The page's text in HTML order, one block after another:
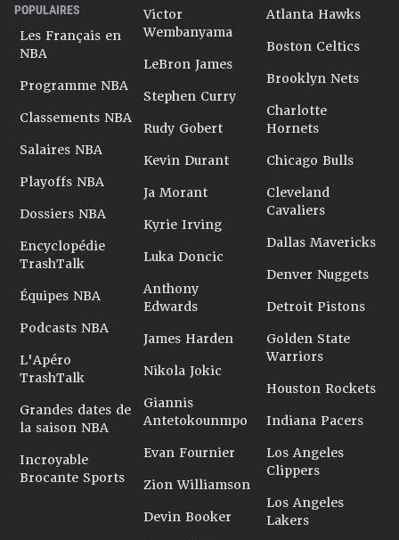
POPULAIRES
Les Français en
NBA
Programme NBA
Classements NBA
Salaires NBA
Playoffs NBA
Dossiers NBA
Encyclopédie
TrashTalk
Équipes NBA
Podcasts NBA
L'Apéro
TrashTalk
Grandes dates de
la saison NBA
Incroyable
Brocante Sports
Victor
Wembanyama
LeBron James
Stephen Curry
Rudy Gobert
Kevin Durant
Ja Morant
Kyrie Irving
Luka Doncic
Anthony
Edwards
James Harden
Nikola Jokic
Giannis
Antetokounmpo
Evan Fournier
Zion Williamson
Devin Booker
Atlanta Hawks
Boston Celtics
Brooklyn Nets
Charlotte
Hornets
Chicago Bulls
Cleveland
Cavaliers
Dallas Mavericks
Denver Nuggets
Detroit Pistons
Golden State
Warriors
Houston Rockets
Indiana Pacers
Los Angeles
Clippers
Los Angeles
Lakers